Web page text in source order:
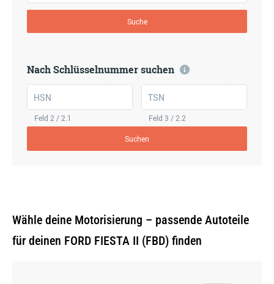
Suche
Nach Schlüsselnummer suchen
HSN
Feld 2 / 2.1
TSN
Feld 3 / 2.2
Suchen
Wähle deine Motorisierung – passende Autoteile
für deinen FORD FIESTA II (FBD) finden